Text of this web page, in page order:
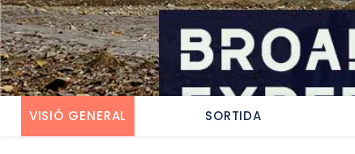
VISIÓ GENERAL SORTIDA